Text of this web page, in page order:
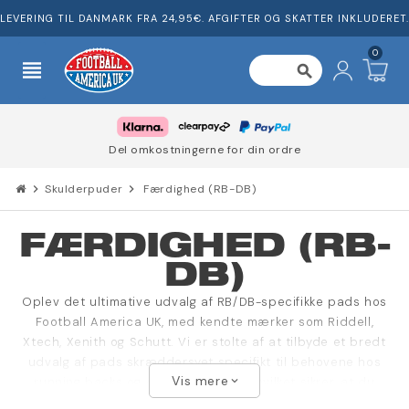
LEVERING TIL DANMARK FRA 24,95€. AFGIFTER OG SKATTER INKLUDERET.
view_headline search
0
Del omkostningerne for din ordre
chevron_right Skulderpuder chevron_right Færdighed (RB-DB)
FÆRDIGHED (RB-
DB)
Oplev det ultimative udvalg af RB/DB-specifikke pads hos
Football America UK, med kendte mærker som Riddell,
Xtech, Xenith og Schutt. Vi er stolte af at tilbyde et bredt
udvalg af pads skræddersyet specifikt til behovene hos
running backs og defensive backs, hvilket sikrer, at du
modtager den højeste grad af beskyttelse uden at gå på
Vis mere expand_more